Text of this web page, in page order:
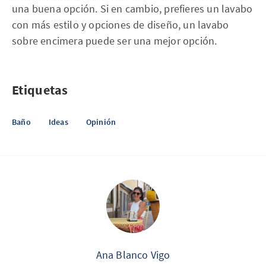
una buena opción. Si en cambio, prefieres un lavabo
con más estilo y opciones de diseño, un lavabo
sobre encimera puede ser una mejor opción.
Etiquetas
Baño Ideas Opinión
Ana Blanco Vigo